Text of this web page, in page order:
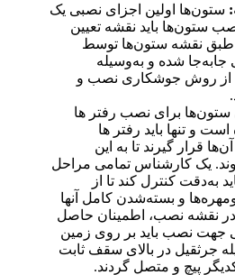
ستون‌ها اولین اجزای نصبی یک
ستون‌ها باید نقشه تعیین
نقشه ستون‌ها توسط
جابه‌جا شده و به‌وسیله
از روش جوشکاری نصب و
ستون‌ها برای نصب رفتر ها
و تنها باید رفتر ها
قرار گیرند تا به این
یک کارشناس تمامی مراحل
به‌دقت کنترل کند تا از
و بسته‌شدن کامل آنها
نقشه نصب، اطمینان حاصل
جهت نصب باید بر روی زمین
جرثقیل در بالای سقف ثابت
پیچ و متصل گردند.